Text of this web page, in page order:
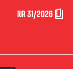
NR 31/2026